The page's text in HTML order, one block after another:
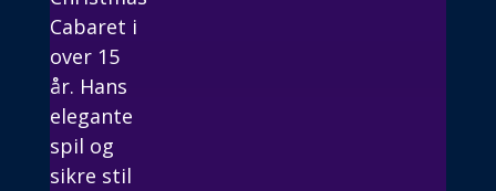
Cabaret i
over 15
år. Hans
elegante
spil og
sikre stil